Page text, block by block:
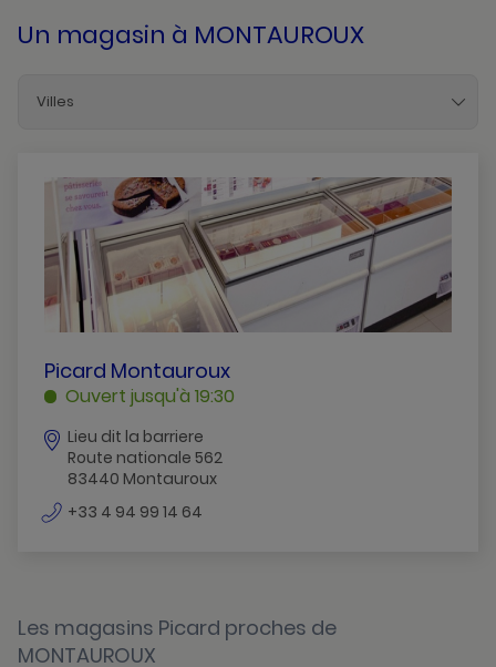
Un magasin à MONTAUROUX
Villes
Brignoles
Cogolin
Frejus
Gassin
Hyeres
La-Seyne-Sur-Mer
Le-Cannet-Des-Maures
Le-Lavandou
Le-Muy
Ollioules
PICARD
MONTAUROUX
Picard Montauroux
Ouvert jusqu'à 19:30
Lieu dit la barriere
Route nationale 562
83440 Montauroux
+33 4 94 99 14 64
Les magasins Picard proches de
MONTAUROUX